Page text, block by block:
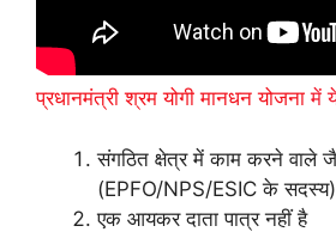
प्रधानमंत्री श्रम योगी मानधन योजना में
संगठित क्षेत्र में काम करने वाले
(EPFO/NPS/ESIC के सदस्य)
एक आयकर दाता पात्र नहीं है